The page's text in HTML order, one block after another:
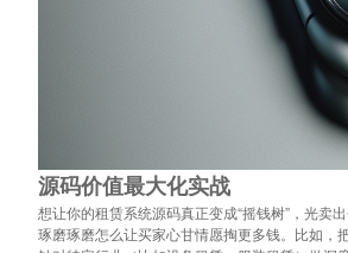
源码价值最大化实战
想让你的租赁系统源码真正变成“摇钱树”，光卖
琢磨琢磨怎么让买家心甘情愿掏更多钱。比如，